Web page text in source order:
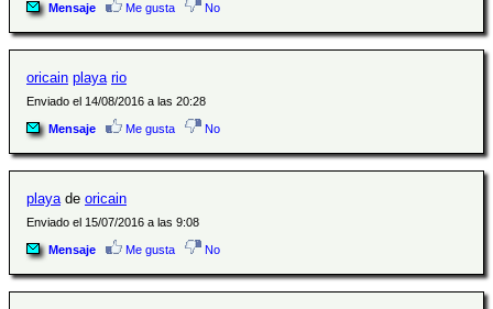
Mensaje Me gusta No
oricain playa rio
Enviado el 14/08/2016 a las 20:28
Mensaje Me gusta No
playade oricain
Enviado el 15/07/2016 a las 9:08
Mensaje Me gusta No